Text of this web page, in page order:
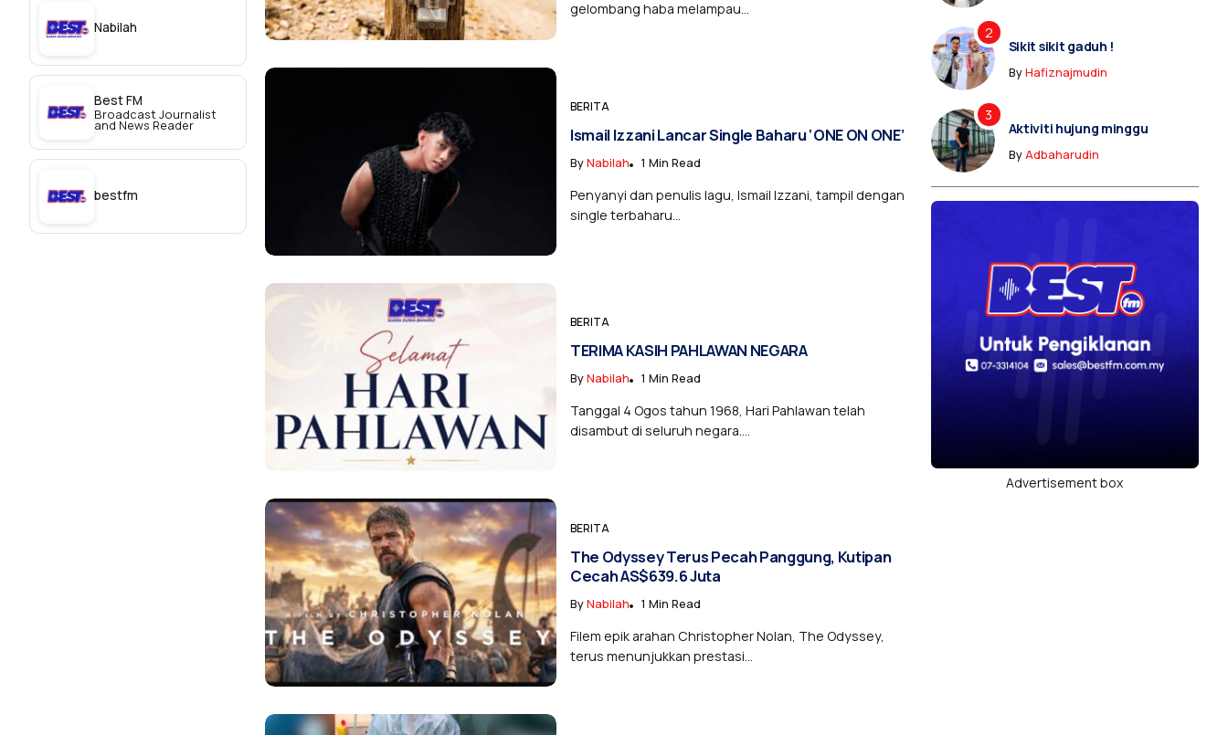
Nabilah
Best FM
Broadcast Journalist
and News Reader
bestfm
gelombang haba melampau...
BERITA
Ismail Izzani Lancar Single Baharu ‘ONE ON ONE’
ByNabilah 1 Min Read
Penyanyi dan penulis lagu, Ismail Izzani, tampil dengan
single terbaharu...
BERITA
TERIMA KASIH PAHLAWAN NEGARA
ByNabilah 1 Min Read
Tanggal 4 Ogos tahun 1968, Hari Pahlawan telah
disambut di seluruh negara....
BERITA
The Odyssey Terus Pecah Panggung, Kutipan
Cecah AS$639.6 Juta
ByNabilah 1 Min Read
Filem epik arahan Christopher Nolan, The Odyssey,
terus menunjukkan prestasi...
Sikit sikit gaduh !
ByHafiznajmudin
Aktiviti hujung minggu
By Adbaharudin
Advertisement box